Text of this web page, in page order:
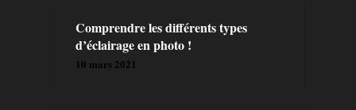
Comprendre les différents types
d’éclairage en photo !
10 mars 2021
BLOG